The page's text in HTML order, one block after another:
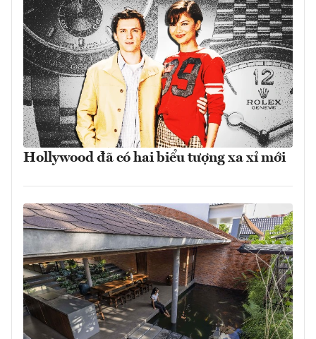
Hollywood đã có hai biểu tượng xa xỉ mới